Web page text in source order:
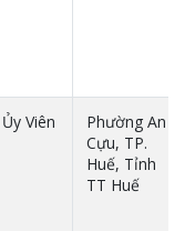
Ủy Viên
Phường An
Cựu, TP.
Huế, Tỉnh
TT Huế